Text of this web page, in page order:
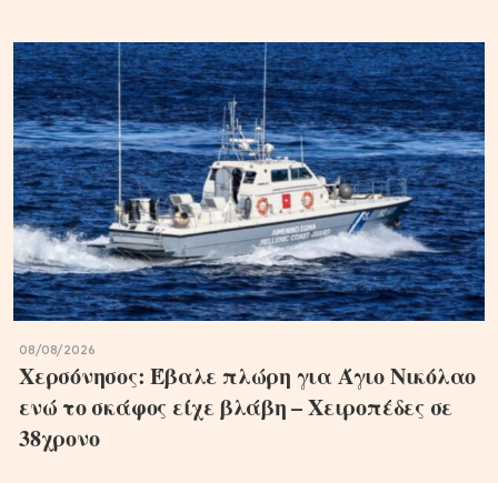
08/08/2026
Χερσόνησος: Έβαλε πλώρη για Άγιο Νικόλαο
ενώ το σκάφος είχε βλάβη – Χειροπέδες σε
38χρονο